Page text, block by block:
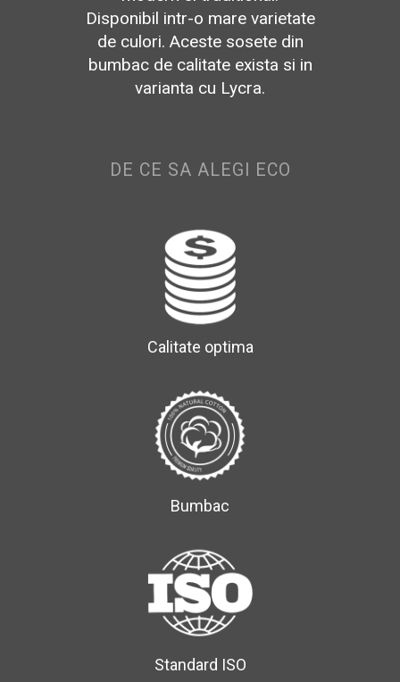
Disponibil intr-o mare varietate
de culori. Aceste sosete din
bumbac de calitate exista si in
varianta cu Lycra.
DE CE SA ALEGI ECO
Calitate optima
Bumbac
Standard ISO